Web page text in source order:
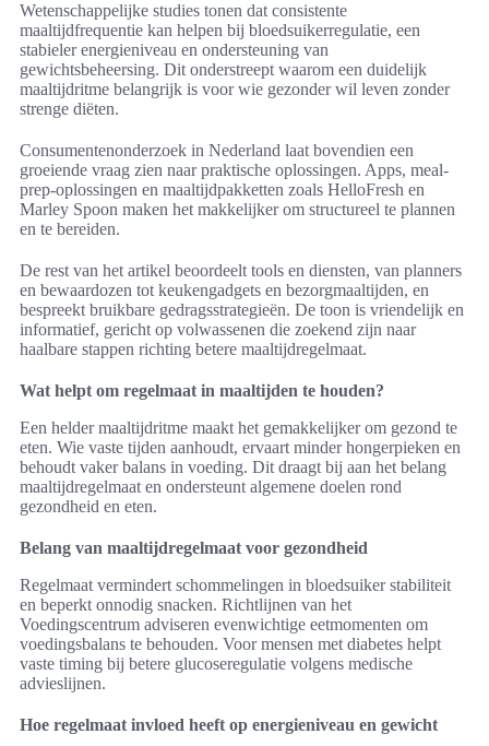
Wetenschappelijke studies tonen dat consistente
maaltijdfrequentie kan helpen bij bloedsuikerregulatie, een
stabieler energieniveau en ondersteuning van
gewichtsbeheersing. Dit onderstreept waarom een duidelijk
maaltijdritme belangrijk is voor wie gezonder wil leven zonder
strenge diëten.
Consumentenonderzoek in Nederland laat bovendien een
groeiende vraag zien naar praktische oplossingen. Apps, meal-
prep-oplossingen en maaltijdpakketten zoals HelloFresh en
Marley Spoon maken het makkelijker om structureel te plannen
en te bereiden.
De rest van het artikel beoordeelt tools en diensten, van planners
en bewaardozen tot keukengadgets en bezorgmaaltijden, en
bespreekt bruikbare gedragsstrategieën. De toon is vriendelijk en
informatief, gericht op volwassenen die zoekend zijn naar
haalbare stappen richting betere maaltijdregelmaat.
Wat helpt om regelmaat in maaltijden te houden?
Een helder maaltijdritme maakt het gemakkelijker om gezond te
eten. Wie vaste tijden aanhoudt, ervaart minder hongerpieken en
behoudt vaker balans in voeding. Dit draagt bij aan het belang
maaltijdregelmaat en ondersteunt algemene doelen rond
gezondheid en eten.
Belang van maaltijdregelmaat voor gezondheid
Regelmaat vermindert schommelingen in bloedsuiker stabiliteit
en beperkt onnodig snacken. Richtlijnen van het
Voedingscentrum adviseren evenwichtige eetmomenten om
voedingsbalans te behouden. Voor mensen met diabetes helpt
vaste timing bij betere glucoseregulatie volgens medische
advieslijnen.
Hoe regelmaat invloed heeft op energieniveau en gewicht